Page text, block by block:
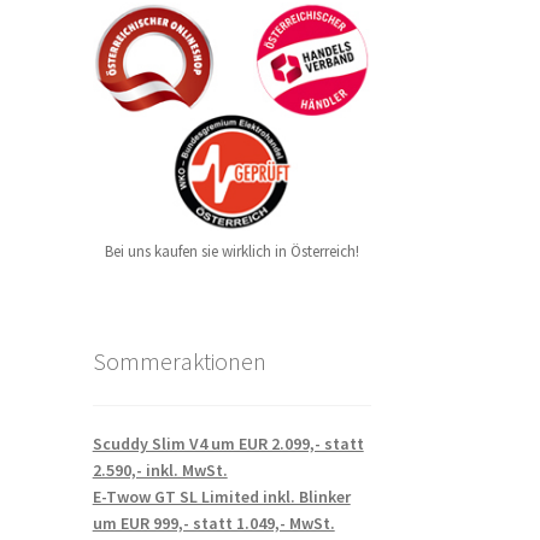
Bei uns kaufen sie wirklich in Österreich!
Sommeraktionen
Scuddy Slim V4 um EUR 2.099,- statt
2.590,- inkl. MwSt.
E-Twow GT SL Limited inkl. Blinker
um EUR 999,- statt 1.049,- MwSt.